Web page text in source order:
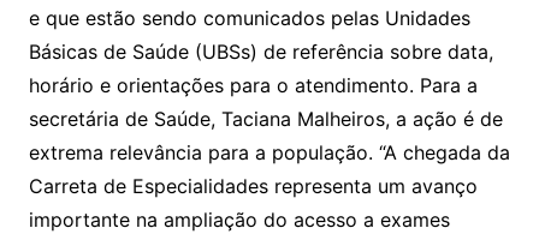
e que estão sendo comunicados pelas Unidades
Básicas de Saúde (UBSs) de referência sobre data,
horário e orientações para o atendimento. Para a
secretária de Saúde, Taciana Malheiros, a ação é de
extrema relevância para a população. “A chegada da
Carreta de Especialidades representa um avanço
importante na ampliação do acesso a exames